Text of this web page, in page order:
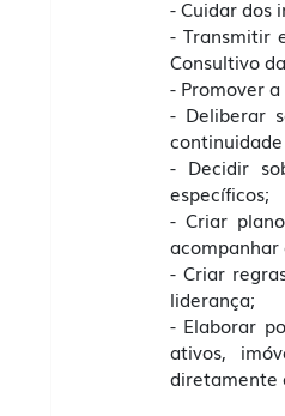
- Cuidar dos
- Transmitir
Consultivo
- Promover
- Deliberar
- Decidir
específicos;
- Criar
acompanhar
- Criar
liderança;
- Elaborar
ativos,
diretamente